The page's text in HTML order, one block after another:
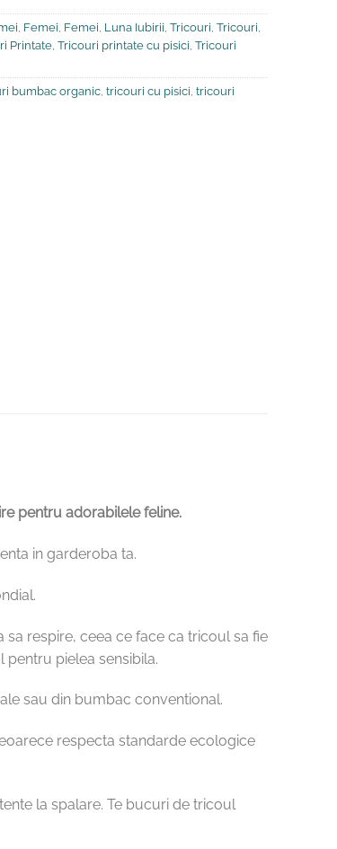
Femei Femei Luna Iubirii Tricouri Tricouri
Printate Tricouri printate cu pisici Tricouri
bumbac organic tricouri cu pisici tricouri
pentru adorabilele feline.
in garderoba ta.
respire, ceea ce face ca tricoul sa fie
pielea sensibila.
sau din bumbac conventional.
respecta standarde ecologice
la spalare. Te bucuri de tricoul